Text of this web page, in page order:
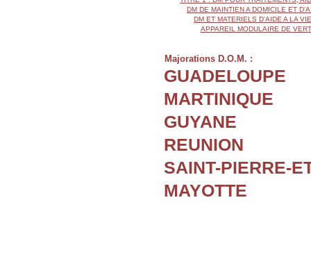
DM DE MAINTIEN A DOMICILE ET
DM ET MATERIELS D'AIDE A LA VIE
APPAREIL MODULAIRE DE
Majorations D.O.M. :
GUADELOUPE
MARTINIQUE
GUYANE
REUNION
SAINT-PIERRE-
MAYOTTE